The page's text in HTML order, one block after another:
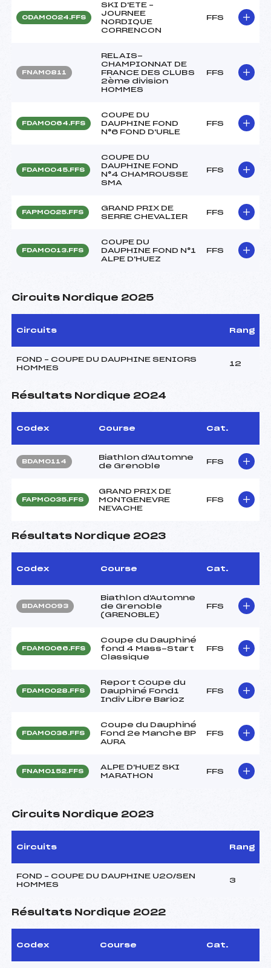
ODAM0024.FFS
SKI D'ETE –
JOURNEE
NORDIQUE
CORRENCON
FFS
FNAM0811
RELAIS-
CHAMPIONNAT DE
FRANCE DES CLUBS
2ème division
HOMMES
FFS
FDAM0064.FFS
COUPE DU
DAUPHINE FOND
N°6 FOND D'URLE
FFS
FDAM0045.FFS
COUPE DU
DAUPHINE FOND
N°4 CHAMROUSSE
SMA
FFS
FAPM0025.FFS
GRAND PRIX DE
SERRE CHEVALIER
FFS
FDAM0013.FFS
COUPE DU
DAUPHINE FOND N°1
ALPE D'HUEZ
FFS
Circuits Nordique 2025
Circuits Rang
FOND – COUPE DU DAUPHINE SENIORS
HOMMES
12
Résultats Nordique 2024
Codex Course Cat.
BDAM0114
Biathlon d'Automne
de Grenoble
FFS
FAPM0035.FFS
GRAND PRIX DE
MONTGENEVRE
NEVACHE
FFS
Résultats Nordique 2023
Codex Course Cat.
BDAM0093
Biathlon d'Automne
de Grenoble
(GRENOBLE)
FFS
FDAM0066.FFS
Coupe du Dauphiné
fond 4 Mass-Start
Classique
FFS
FDAM0028.FFS
Report Coupe du
Dauphiné Fond1
Indiv Libre Barioz
FFS
FDAM0036.FFS
Coupe du Dauphiné
Fond 2e Manche BP
AURA
FFS
FNAM0152.FFS
ALPE D'HUEZ SKI
MARATHON
FFS
Circuits Nordique 2023
Circuits Rang
FOND – COUPE DU DAUPHINE U20/SEN
HOMMES
3
Résultats Nordique 2022
Codex Course Cat.